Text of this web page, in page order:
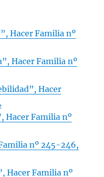
Hacer Familia nº
Hacer Familia nº
Hacer
Hacer Familia nº
nº 245-246,
Hacer Familia nº